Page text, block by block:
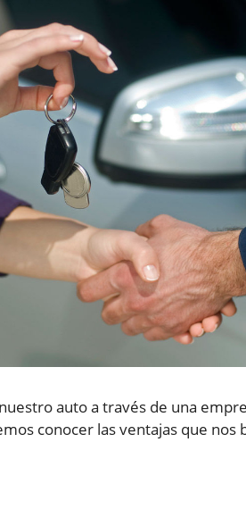
auto a través de una
conocer las ventajas que